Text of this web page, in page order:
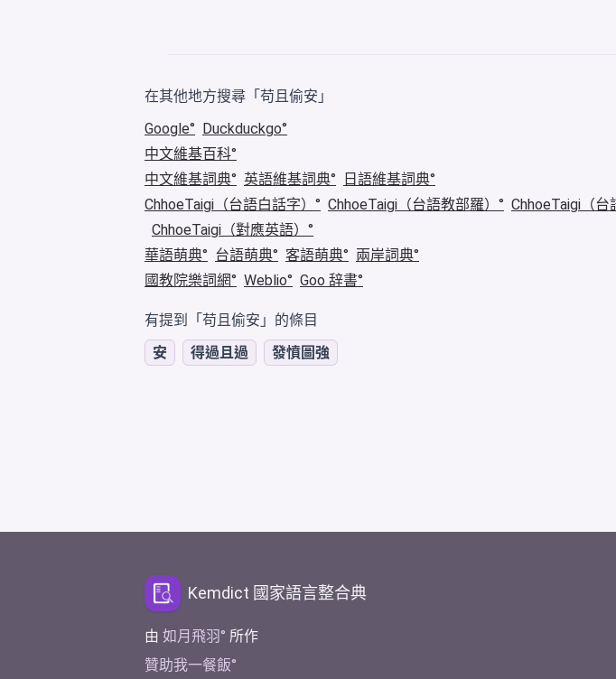
在其他地方搜尋「苟且偷安」
Google
Duckduckgo
中文維基百科
中文維基詞典
英語維基詞典
日語維基詞典
ChhoeTaigi（台語白話字）
ChhoeTaigi（台語教部羅） ChhoeTaigi（台
ChhoeTaigi（對應英語）
華語萌典
台語萌典 客語萌典
兩岸詞典
國教院樂詞網
Weblio Goo 辞書
有提到「苟且偷安」的條目
安
得過且過 發憤圖強
Kemdict 國家語言整合典
由 如月飛羽
所作
贊助我一餐飯